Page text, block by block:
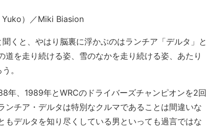
）／Miki Biasion
くと、やはり脳裏に浮かぶのはランチア「デルタ」と
道を走り続ける姿、雪のなかを走り続ける姿、あたり
。
年、1989年とWRCのドライバーズチャンピオンを2回
ンチア・デルタは特別なクルマであることは間違いな
もデルタを知り尽くしている男といっても過言ではな